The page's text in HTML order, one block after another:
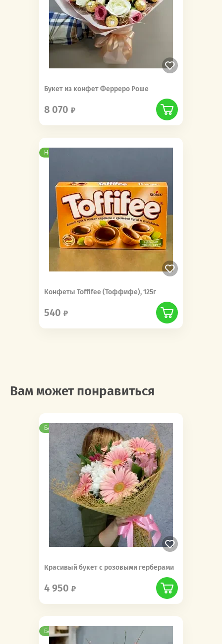
Букет из конфет Ферреро Роше
8 070
Новинка
Конфеты Toffifee (Тоффифе), 125г
540
Вам может понравиться
Бесплатная доставка
Красивый букет с розовыми герберами
4 950
Бесплатная доставка